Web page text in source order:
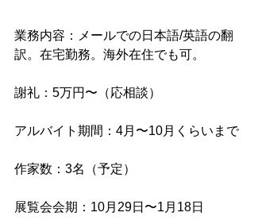
業務内容：メールでの日本語/英語の翻
訳。在宅勤務。海外在住でも可。
謝礼：5万円〜（応相談）
アルバイト期間：4月〜10月くらいまで
作家数：3名（予定）
展覧会会期：10月29日〜1月18日